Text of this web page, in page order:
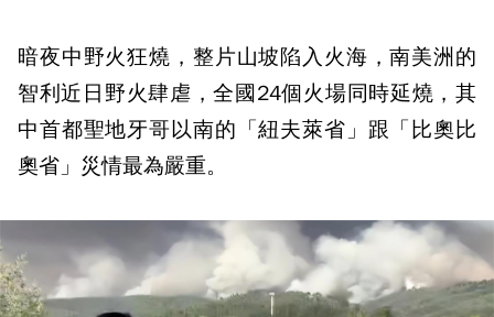
暗夜中野火狂燒，整片山坡陷入火海，南美洲的
智利近日野火肆虐，全國24個火場同時延燒，其
中首都聖地牙哥以南的「紐夫萊省」跟「比奧比
奧省」災情最為嚴重。